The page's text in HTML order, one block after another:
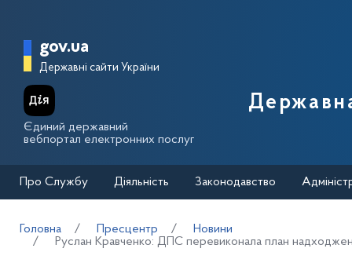
Головна сторінка Державної
gov.ua
Державні сайти України
Єдиний державний
вебпортал електронних послуг
Про Службу Діяльність Законодавство
Головна Пресцентр
Новини
Руслан Кравченко: ДПС перевиконала план